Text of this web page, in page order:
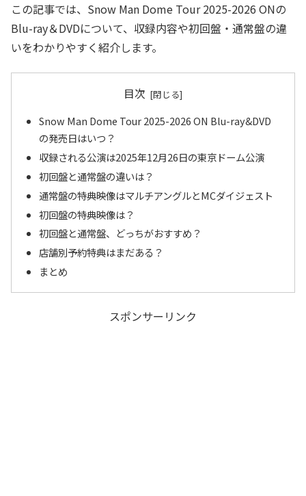
この記事では、Snow Man Dome Tour 2025-2026 ONの
Blu-ray＆DVDについて、収録内容や初回盤・通常盤の違
いをわかりやすく紹介します。
目次
Snow Man Dome Tour 2025-2026 ON Blu-ray&DVD
の発売日はいつ？
収録される公演は2025年12月26日の東京ドーム公演
初回盤と通常盤の違いは？
通常盤の特典映像はマルチアングルとMCダイジェスト
初回盤の特典映像は？
初回盤と通常盤、どっちがおすすめ？
店舗別予約特典はまだある？
まとめ
スポンサーリンク